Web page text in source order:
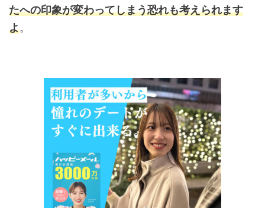
たへの印象が変わってしまう恐れも考えられます
よ。